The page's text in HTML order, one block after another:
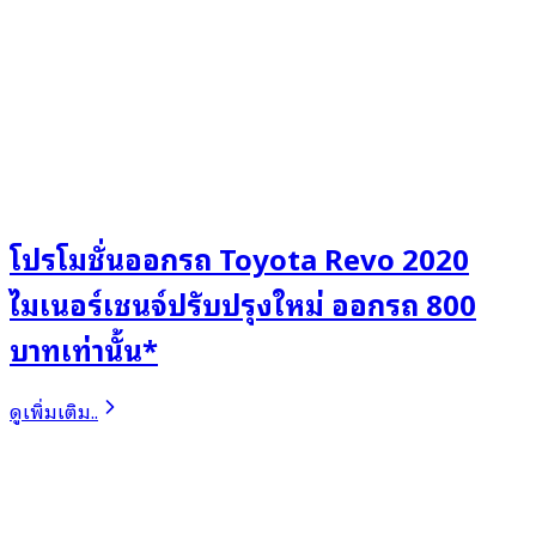
โปรโมชั่นออกรถ Toyota Revo 2020
ไมเนอร์เชนจ์ปรับปรุงใหม่ ออกรถ 800
บาทเท่านั้น*
ดูเพิ่มเติม..